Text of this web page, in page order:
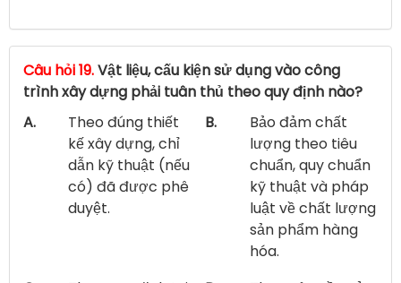
Câu hỏi 19.Vật liệu, cấu kiện sử dụng vào công
trình xây dựng phải tuân thủ theo quy định nào?
A.
Theo đúng thiết
kế xây dựng, chỉ
dẫn kỹ thuật (nếu
có) đã được phê
duyệt.
B.
Bảo đảm chất
lượng theo tiêu
chuẩn, quy chuẩn
kỹ thuật và pháp
luật về chất lượng
sản phẩm hàng
hóa.